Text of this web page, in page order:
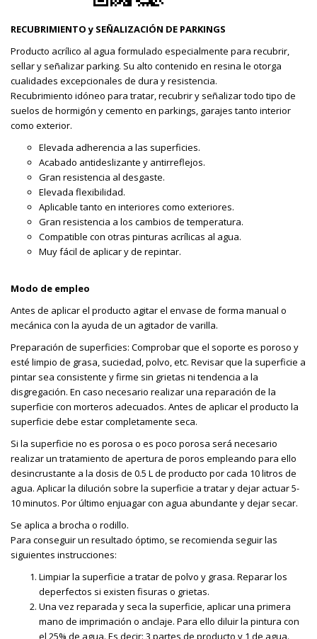
RECUBRIMIENTO y SEÑALIZACIÓN DE PARKINGS
Producto acrílico al agua formulado especialmente para recubrir,
sellar y señalizar parking. Su alto contenido en resina le otorga
cualidades excepcionales de dura y resistencia.
Recubrimiento idóneo para tratar, recubrir y señalizar todo tipo de
suelos de hormigón y cemento en parkings, garajes tanto interior
como exterior.
Elevada adherencia a las superficies.
Acabado antideslizante y antirreflejos.
Gran resistencia al desgaste.
Elevada flexibilidad.
Aplicable tanto en interiores como exteriores.
Gran resistencia a los cambios de temperatura.
Compatible con otras pinturas acrílicas al agua.
Muy fácil de aplicar y de repintar.
Modo de empleo
Antes de aplicar el producto agitar el envase de forma manual o
mecánica con la ayuda de un agitador de varilla.
Preparación de superficies: Comprobar que el soporte es poroso y
esté limpio de grasa, suciedad, polvo, etc. Revisar que la superficie a
pintar sea consistente y firme sin grietas ni tendencia a la
disgregación. En caso necesario realizar una reparación de la
superficie con morteros adecuados. Antes de aplicar el producto la
superficie debe estar completamente seca.
Si la superficie no es porosa o es poco porosa será necesario
realizar un tratamiento de apertura de poros empleando para ello
desincrustante a la dosis de 0.5 L de producto por cada 10 litros de
agua. Aplicar la dilución sobre la superficie a tratar y dejar actuar 5-
10 minutos. Por último enjuagar con agua abundante y dejar secar.
Se aplica a brocha o rodillo.
Para conseguir un resultado óptimo, se recomienda seguir las
siguientes instrucciones:
Limpiar la superficie a tratar de polvo y grasa. Reparar los
deperfectos si existen fisuras o grietas.
Una vez reparada y seca la superficie, aplicar una primera
mano de imprimación o anclaje. Para ello diluir la pintura con
el 25% de agua. Es decir: 3 partes de producto y 1 de agua.